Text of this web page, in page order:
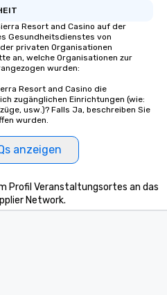
Resort and Casino auf der
Gesundheitsdienstes von
privaten Organisationen
an, welche Organisationen zur
wurden:
Resort and Casino die
zugänglichen Einrichtungen (wie:
usw.)? Falls Ja, beschreiben Sie
wurden.
anzeigen
Profil Veranstaltungsortes an das
Network.